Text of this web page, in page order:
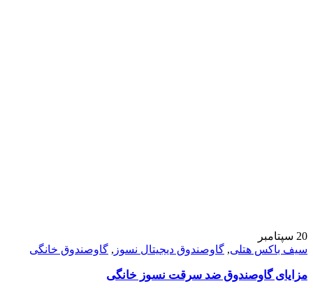
20 سپتامبر
سیف باکس هتلی, گاوصندوق دیجیتال نسوز , گاوصندوق خانگی
مزایای گاوصندوق ضد سرقت نسوز خانگی